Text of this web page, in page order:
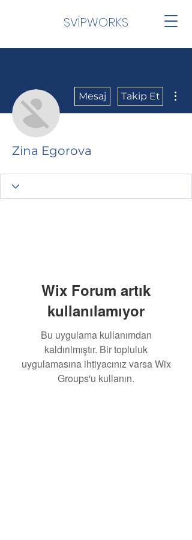
SVİPWORKS
Mesaj Takip Et
Zina Egorova
Wix Forum artık
kullanılamıyor
Bu uygulama kullanımdan
kaldırılmıştır. Bir topluluk
uygulamasına ihtiyacınız varsa Wix
Groups'u kullanın.